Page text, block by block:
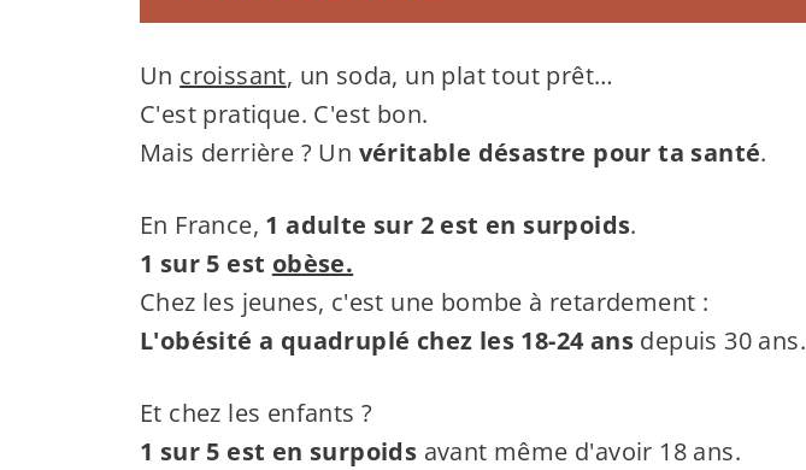
Un croissant, un soda, un plat tout prêt…
C'est pratique. C'est bon.
Mais derrière ? Un véritable désastre pour ta santé.
En France, 1 adulte sur 2 est en surpoids.
1 sur 5 est obèse.
Chez les jeunes, c'est une bombe à retardement :
L'obésité a quadruplé chez les 18-24 ansdepuis 30 ans.
Et chez les enfants ?
1 sur 5 est en surpoids avant même d'avoir 18 ans.